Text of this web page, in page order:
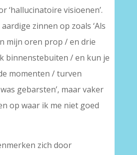
‘hallucinatoire visioenen’.
zinnen op zoals ‘Als
mijn oren prop / en drie
binnenstebuiten / en kun je
momenten / turven
gebarsten’, maar vaker
op waar ik me niet goed
zich door